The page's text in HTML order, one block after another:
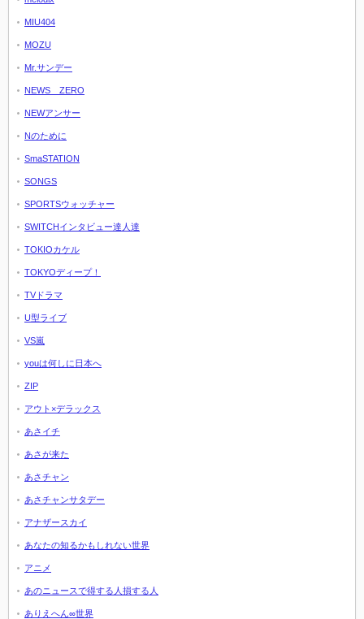
MIU404
MOZU
Mr.サンデー
NEWS ZERO
NEWアンサー
Nのために
SmaSTATION
SONGS
SPORTSウォッチャー
SWITCHインタビュー達人達
TOKIOカケル
TOKYOディープ！
TVドラマ
U型ライブ
VS嵐
youは何しに日本へ
ZIP
アウト×デラックス
あさイチ
あさが来た
あさチャン
あさチャンサタデー
アナザースカイ
あなたの知るかもしれない世界
アニメ
あのニュースで得する人損する人
ありえへん∞世界